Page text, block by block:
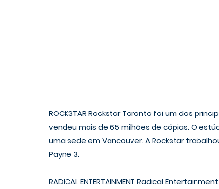
ROCKSTAR Rockstar Toronto foi um dos
vendeu mais de 65 milhões de cópias. O
uma sede em Vancouver. A Rockstar
Payne 3.
RADICAL ENTERTAINMENT Radical